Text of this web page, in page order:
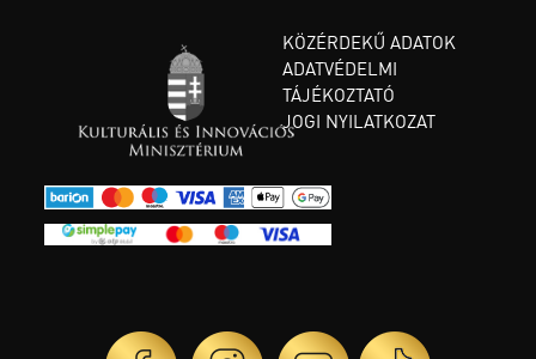
KÖZÉRDEKŰ ADATOK
ADATVÉDELMI
TÁJÉKOZTATÓ
JOGI NYILATKOZAT